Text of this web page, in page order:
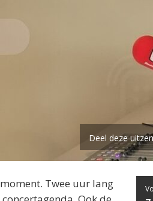
Deel deze
Twee uur lang